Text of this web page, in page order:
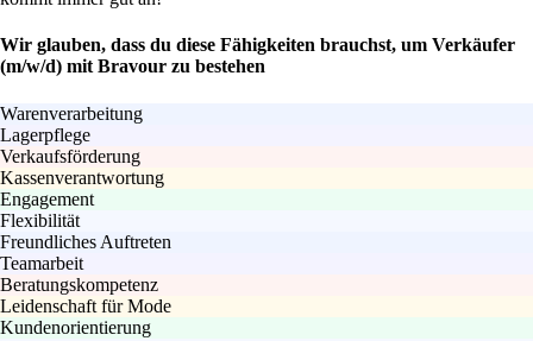
Wir glauben, dass du diese Fähigkeiten brauchst, um Verkäufer
(m/w/d) mit Bravour zu bestehen
Warenverarbeitung
Lagerpflege
Verkaufsförderung
Kassenverantwortung
Engagement
Flexibilität
Freundliches Auftreten
Teamarbeit
Beratungskompetenz
Leidenschaft für Mode
Kundenorientierung